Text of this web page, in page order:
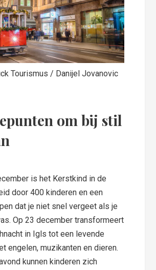
Tourismus / Danijel Jovanovic
om bij stil
is het Kerstkind in de
door 400 kinderen en een
dat je niet snel vergeet als je
Op 23 december transformeert
in Igls tot een levende
engelen, muzikanten en dieren.
kunnen kinderen zich